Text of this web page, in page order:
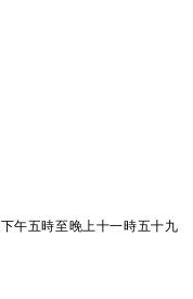
午五時至晚上十一時五十九